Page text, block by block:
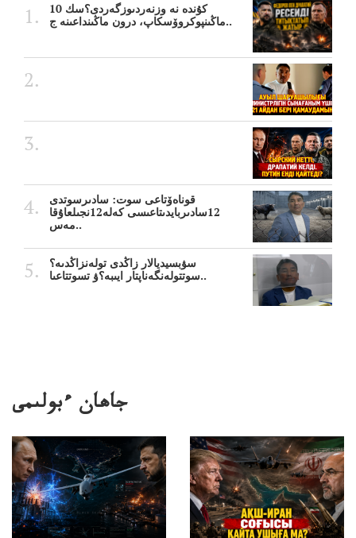
10 كۇندە نە وزنەردىوزگەردى؟سك
ماڭىنپوكروۆسكاپ، درون ماڭىنداعىنە ج..
قوناەۆتاعى سوت: سادىرسوتدى
12سادىربايدىتاعىسى كەلە12نجىلعاۇقا
مەس..
سۋبسيديالار زاڭدى تولەنزاڭدىە؟
سوتتولەنگەناپتار ايىبە؟ۋ تسوتتاعىا..
جاھان ءبولىمى